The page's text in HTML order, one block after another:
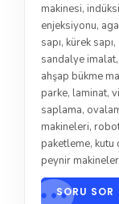
makinesi,
enjeksiyonu,
sapı, kürek sapı,
sandalye imalat,
ahşap bükme
parke, laminat,
saplama,
makineleri,
paketleme, kutu
peynir
SORU SOR